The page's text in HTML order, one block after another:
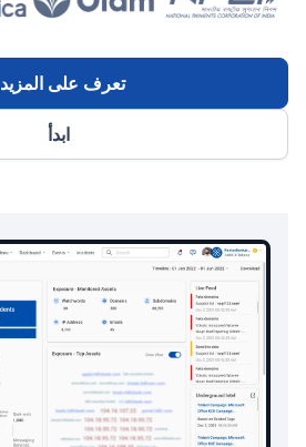
ابدأ
تعرف على المزيد